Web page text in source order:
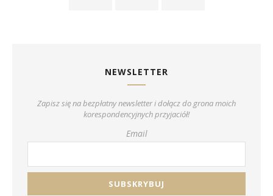
NEWSLETTER
Zapisz się na bezpłatny newsletter i dołącz do grona moich
korespondencyjnych przyjaciół!
Email